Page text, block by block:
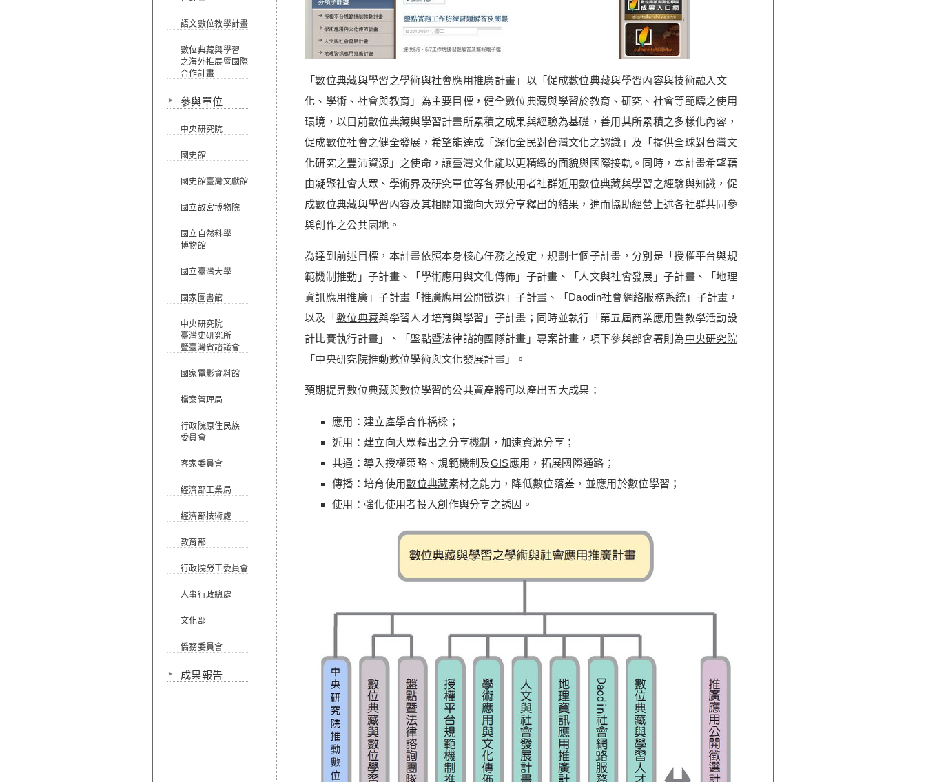
語文數位教學計畫
數位典藏與學習
之海外推展暨國際
合作計畫
參與單位
中央研究院
國史館
國史館臺灣文獻館
國立故宮博物院
國立自然科學
博物館
國立臺灣大學
國家圖書館
中央研究院
臺灣史研究所
暨臺灣省諮議會
國家電影資料館
檔案管理局
行政院原住民族
委員會
客家委員會
經濟部工業局
經濟部技術處
教育部
行政院勞工委員會
人事行政總處
文化部
僑務委員會
成果報告
「數位典藏與學習之學術與社會應用推廣計畫」以「促成數位典藏與學習內容與技術融入文
化、學術、社會與教育」為主要目標，健全數位典藏與學習於教育、研究、社會等範疇之使用
環境，以目前數位典藏與學習計畫所累積之成果與經驗為基礎，善用其所累積之多樣化內容，
促成數位社會之健全發展，希望能達成「深化全民對台灣文化之認識」及「提供全球對台灣文
化研究之豐沛資源」之使命，讓臺灣文化能以更精緻的面貌與國際接軌。同時，本計畫希望藉
由凝聚社會大眾、學術界及研究單位等各界使用者社群近用數位典藏與學習之經驗與知識，促
成數位典藏與學習內容及其相關知識向大眾分享釋出的結果，進而協助經營上述各社群共同參
與創作之公共園地。
為達到前述目標，本計畫依照本身核心任務之設定，規劃七個子計畫，分別是「授權平台與規
範機制推動」子計畫、「學術應用與文化傳佈」子計畫、「人文與社會發展」子計畫、「地理
資訊應用推廣」子計畫「推廣應用公開徵選」子計畫、「Daodin社會網絡服務系統」子計畫，
以及「 數位典藏與學習人才培育與學習」子計畫；同時並執行「第五屆商業應用暨教學活動設
計比賽執行計畫」、「盤點暨法律諮詢團隊計畫」專案計畫，項下參與部會署則為中央研究院
「中央研究院推動數位學術與文化發展計畫」。
預期提昇數位典藏與數位學習的公共資產將可以產出五大成果：
應用：建立產學合作橋樑；
近用：建立向大眾釋出之分享機制，加速資源分享；
共通：導入授權策略、規範機制及GIS應用，拓展國際通路；
傳播：培育使用數位典藏素材之能力，降低數位落差，並應用於數位學習；
使用：強化使用者投入創作與分享之誘因。